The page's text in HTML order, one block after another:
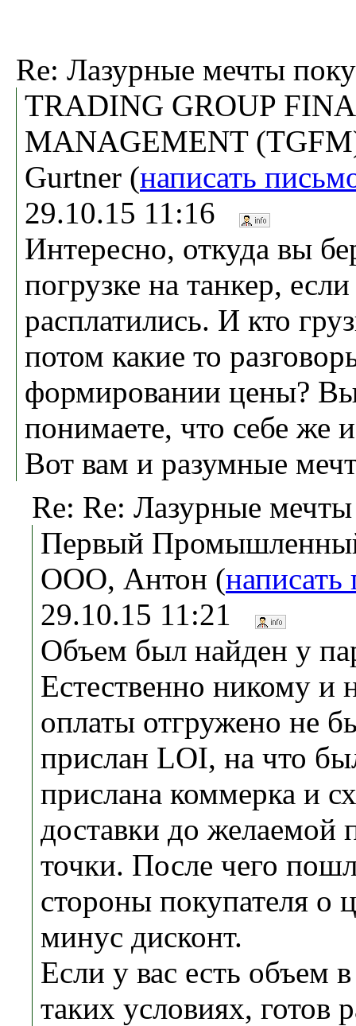
Re: Лазурные мечты
TRADING GROUP
MANAGEMENT
Gurtner (написать
29.10.15 11:16
Интересно, откуда вы
погрузке на танкер,
расплатились. И кто
потом какие то
формировании цены?
понимаете, что себе же
Вот вам и разумные
Re: Re: Лазурные мечты
Первый
ООО, Антон (
29.10.15 11:21
Объем был найден у
Естественно никому и
оплаты отгружено не
прислан LOI, на что
прислана коммерка и
доставки до желаемой
точки. После чего
стороны покупателя о
минус дисконт.
Если у вас есть объем
таких условиях, готов